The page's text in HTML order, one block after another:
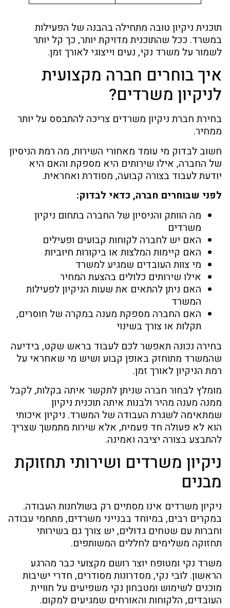
תוכנית ניקיון טובה מתחילה בהבנה של הפעילות
במשרד. ככל שהתוכנית מדויקת יותר, כך קל יותר
לשמור על משרד נקי, נעים וייצוגי לאורך זמן.
איך בוחרים חברה מקצועית
לניקיון משרדים?
בחירת חברת ניקיון משרדים צריכה להתבסס על יותר
ממחיר.
חשוב לבדוק מי עומד מאחורי השירות, מה רמת הניסיון
של החברה, אילו שירותים היא מספקת והאם היא
יודעת לעבוד בצורה קבועה, מסודרת ואחראית.
לפני שבוחרים חברה, כדאי לבדוק:
מה הוותק והניסיון של החברה בתחום ניקיון
משרדים
האם יש לחברה לקוחות קבועים ופעילים
האם קיימות המלצות או ביקורות חיוביות
מי צוות העובדים שמגיע למשרד
אילו שירותים כלולים בהצעת המחיר
האם ניתן להתאים את שעות הניקיון לפעילות
המשרד
האם החברה מספקת מענה במקרה של חוסרים,
תקלות או צורך בשינוי
בחירה נכונה תאפשר לכם לעבוד בראש שקט, בידיעה
שהמשרד מתוחזק באופן קבוע ושיש מי שאחראי על
רמת הניקיון לאורך זמן.
מומלץ לבחור חברה שניתן לתקשר איתה בקלות, לקבל
ממנה מענה מהיר ולבנות איתה תוכנית ניקיון
שמתאימה לשגרת העבודה של המשרד. ניקיון איכותי
הוא לא פעולה חד פעמית, אלא שירות מתמשך שצריך
להתבצע בצורה יציבה ואמינה.
ניקיון משרדים ושירותי תחזוקת
מבנים
ניקיון משרדים אינו מסתיים רק בשולחנות העבודה.
במקרים רבים, במיוחד בבנייני משרדים, מתחמי עבודה
וחברות עם שטחים גדולים, יש צורך גם בשירותי
תחזוקה משלימים לחללים המשותפים.
משרד נקי ומטופח יוצר רושם מקצועי כבר מהרגע
הראשון. לובי נקי, מסדרונות מסודרים, חדרי ישיבות
מוכנים לשימוש ומטבחון נקי משפיעים על חוויית
העובדים, הלקוחות והאורחים שמגיעים למקום.